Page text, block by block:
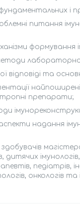
і
питання
формування
відповіді та
препарати;
надання
дитячих
педіатрів,
онкологів та